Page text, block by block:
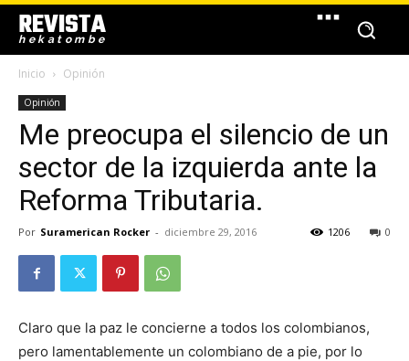
REVISTA
hekatombe
Inicio Opinión
Opinión
Me preocupa el silencio de un
sector de la izquierda ante la
Reforma Tributaria.
Por Suramerican Rocker - diciembre 29, 2016 0
1206
Claro que la paz le concierne a todos los colombianos,
pero lamentablemente un colombiano de a pie, por lo